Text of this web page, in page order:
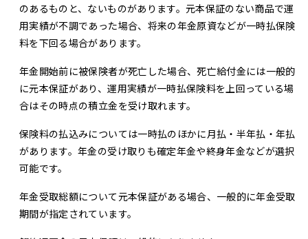
のあるものと、ないものがあります。元本保証のない商品で運
用実績が不調であった場合、将来の年金原資などが一時払保険
料を下回る場合があります。
年金開始前に被保険者が死亡した場合、死亡給付金には一般的
に元本保証があり、運用実績が一時払保険料を上回っている場
合はその時点の積立金を受け取れます。
保険料の払込みについては一時払のほかに月払・半年払・年払
があります。年金の受け取りも確定年金や終身年金などが選択
可能です。
年金受取総額について元本保証がある場合、一般的に年金受取
期間が指定されています。